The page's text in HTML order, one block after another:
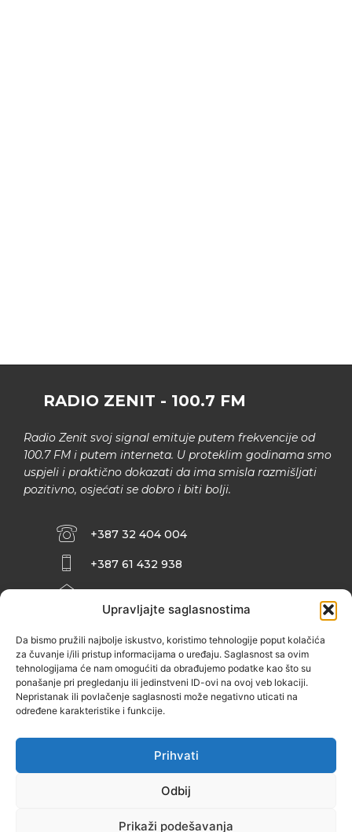
Upravljajte saglasnostima
Da bismo pružili najbolje iskustvo, koristimo tehnologije poput kolačića
za čuvanje i/ili pristup informacijama o uređaju. Saglasnost sa ovim
tehnologijama će nam omogućiti da obrađujemo podatke kao što su
ponašanje pri pregledanju ili jedinstveni ID-ovi na ovoj veb lokaciji.
Nepristanak ili povlačenje saglasnosti može negativno uticati na
određene karakteristike i funkcije.
Prihvati
Odbij
Prikaži podešavanja
RADIO ZENIT - 100.7 FM
Radio Zenit svoj signal emituje putem frekvencije od
100.7 FM i putem interneta. U proteklim godinama smo
uspjeli i praktično dokazati da ima smisla razmišljati
pozitivno, osjećati se dobro i biti bolji.
+387 32 404 004
+387 61 432 938
INFO@ZENIT.BA
ZENIČANKA, 3. SPRAT), 72000 ZENICA